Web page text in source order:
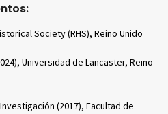
Society (RHS), Reino Unido
Universidad de Lancaster, Reino
(2017), Facultad de